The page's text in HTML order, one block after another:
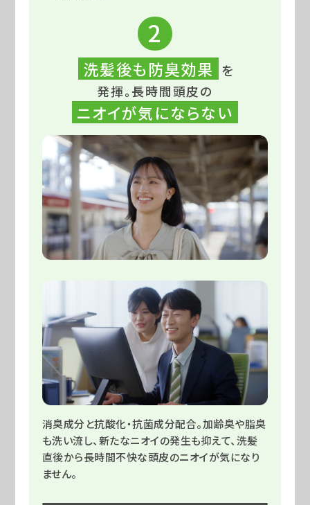
2
洗髪後も防臭効果 を
発揮。長時間頭皮の
ニオイが気にならない
消臭成分と抗酸化・抗菌成分配合。加齢臭や脂臭
も洗い流し、新たなニオイの発生も抑えて、洗髪
直後から長時間不快な頭皮のニオイが気になり
ません。